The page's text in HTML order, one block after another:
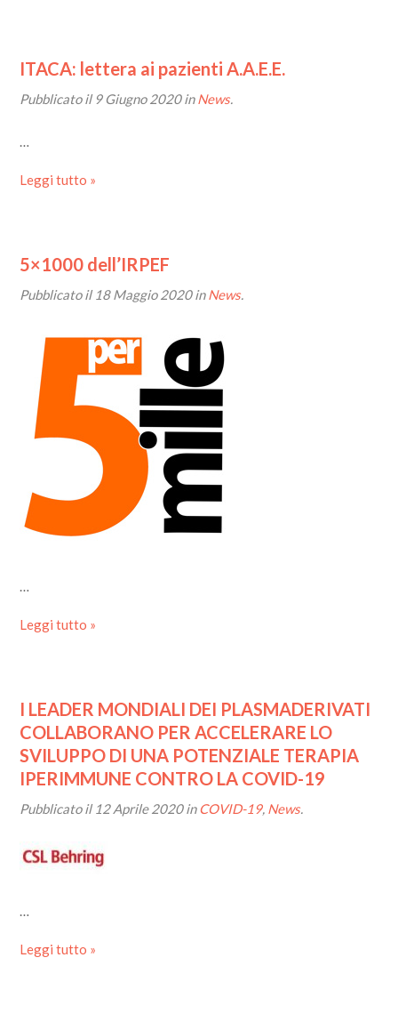
ITACA: lettera ai pazienti A.A.E.E.
Pubblicato il 9 Giugno 2020inNews.
…
Leggi tutto »
5×1000 dell’IRPEF
Pubblicato il 18 Maggio 2020inNews.
…
Leggi tutto »
I LEADER MONDIALI DEI PLASMADERIVATI
COLLABORANO PER ACCELERARE LO
SVILUPPO DI UNA POTENZIALE TERAPIA
IPERIMMUNE CONTRO LA COVID-19
Pubblicato il 12 Aprile 2020inCOVID-19, News.
…
Leggi tutto »